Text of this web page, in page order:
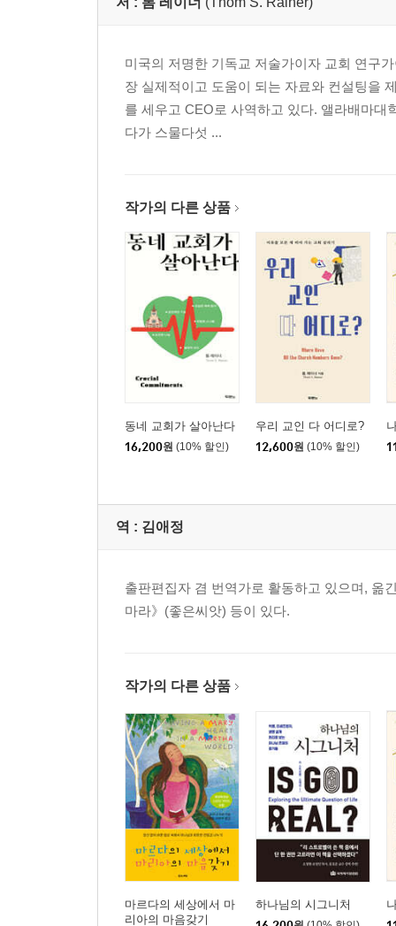
미국의 저명한 기독교 저술가이자 교회 연구
장 실제적이고 도움이 되는 자료와 컨설팅을
를 세우고 CEO로 사역하고 있다. 앨라배마
다가 스물다섯 ...
작가의 다른 상품
동네 교회가 살아난다
16,200원 (10% 할인)
우리 교인 다 어디로?
12,600원 (10% 할인)
역 : 김애정
출판편집자 겸 번역가로 활동하고 있으며, 옮
마라》(좋은씨앗) 등이 있다.
작가의 다른 상품
마르다의 세상에서 마
리아의 마음갖기
하나님의 시그니처